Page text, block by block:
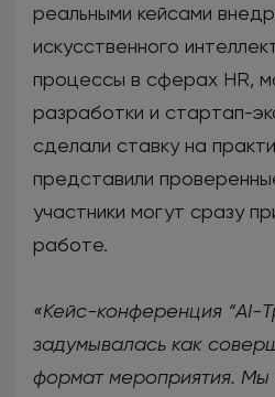
реальными кейсами
искусственного
процессы в сферах HR,
разработки и стартап-
сделали ставку на
представили
участники могут сразу
работе.
«Кейс-конференция “AI-
задумывалась как
формат мероприятия. Мы